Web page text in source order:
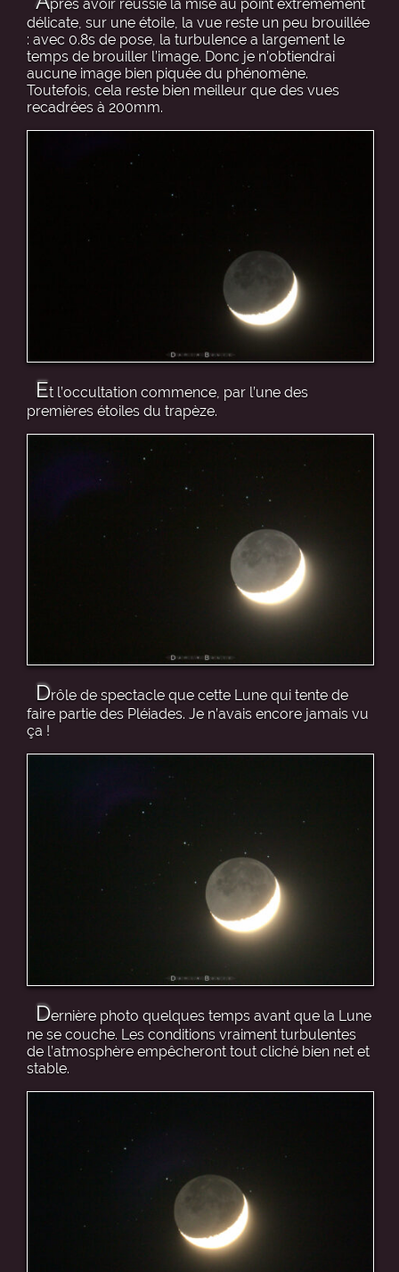
près avoir réussie la mise au point extrêmement
délicate, sur une étoile, la vue reste un peu brouillée
: avec 0.8s de pose, la turbulence a largement le
temps de brouiller l’image. Donc je n’obtiendrai
aucune image bien piquée du phénomène.
Toutefois, cela reste bien meilleur que des vues
recadrées à 200mm.
Et l’occultation commence, par l’une des
premières étoiles du trapèze.
Drôle de spectacle que cette Lune qui tente de
faire partie des Pléiades. Je n’avais encore jamais vu
ça !
Dernière photo quelques temps avant que la Lune
ne se couche. Les conditions vraiment turbulentes
de l’atmosphère empêcheront tout cliché bien net et
stable.